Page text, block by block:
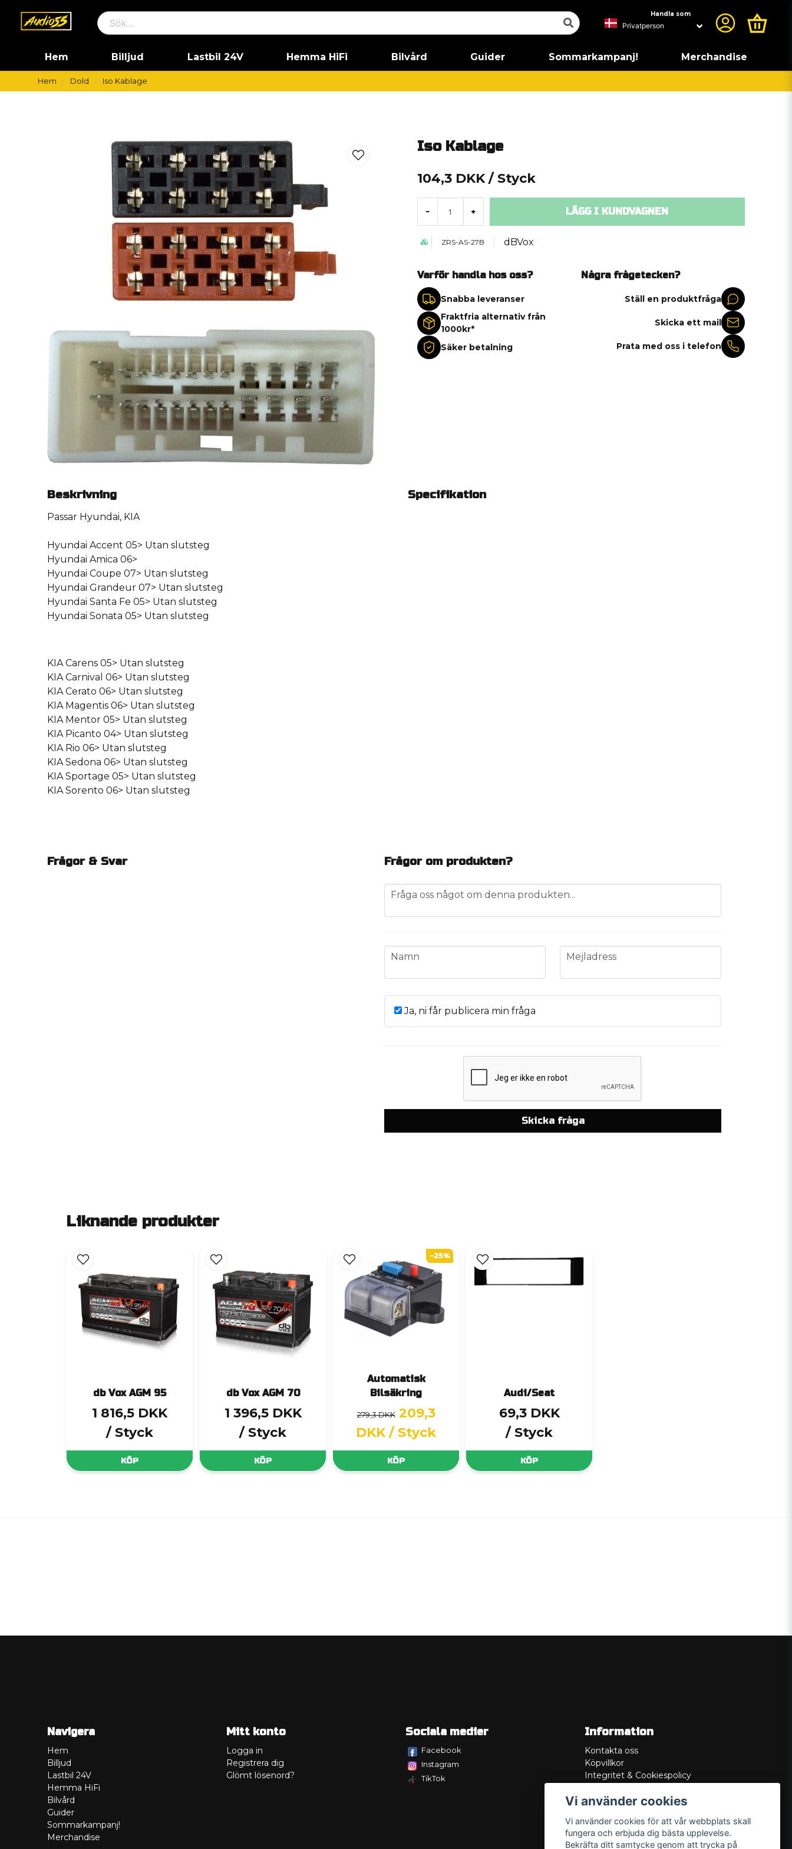
Handla som
Hem Billjud Lastbil 24V Hemma HiFi Bilvård Guider Sommarkampanj! Merchandise
Hem Dold Iso Kablage
Iso Kablage
104,3 DKK / Styck
- + LÄGG I KUNDVAGNEN
ZRS-AS-27B dBVox
Varför handla hos oss?
Snabba leveranser
Fraktfria alternativ från
1000kr*
Säker betalning
Några frågetecken?
Ställ en produktfråga
Skicka ett mail
Prata med oss i telefon
Beskrivning
Passar Hyundai, KIA
Hyundai Accent 05> Utan slutsteg
Hyundai Amica 06>
Hyundai Coupe 07> Utan slutsteg
Hyundai Grandeur 07> Utan slutsteg
Hyundai Santa Fe 05> Utan slutsteg
Hyundai Sonata 05> Utan slutsteg
KIA Carens 05> Utan slutsteg
KIA Carnival 06> Utan slutsteg
KIA Cerato 06> Utan slutsteg
KIA Magentis 06> Utan slutsteg
KIA Mentor 05> Utan slutsteg
KIA Picanto 04> Utan slutsteg
KIA Rio 06> Utan slutsteg
KIA Sedona 06> Utan slutsteg
KIA Sportage 05> Utan slutsteg
KIA Sorento 06> Utan slutsteg
Specifikation
Frågor & Svar Frågor om produkten?
question
Fråga oss något om denna produkten...
name
Namn email
Mejladress
Ja, ni får publicera min fråga
Skicka fråga
Liknande produkter
db Vox AGM 95
1 816,5 DKK
/ Styck
KÖP
db Vox AGM 70
1 396,5 DKK
/ Styck
KÖP
Automatisk
Bilsäkring
279,3 DKK 209,3
DKK / Styck
KÖP
-25%
Audi/Seat
69,3 DKK
/ Styck
KÖP
Navigera
Hem
Billjud
Lastbil 24V
Hemma HiFi
Bilvård
Guider
Sommarkampanj!
Merchandise
Mitt konto
Logga in
Registrera dig
Glömt lösenord?
Sociala medier
Facebook
Instagram
TikTok
Information
Kontakta oss
Köpvillkor
Integritet & Cookiespolicy
Service/Garanti
Lådritning
Om oss
Vi använder cookies
Vi använder cookies för att vår webbplats skall
fungera och erbjuda dig bästa upplevelse.
Bekräfta ditt samtycke genom att trycka på